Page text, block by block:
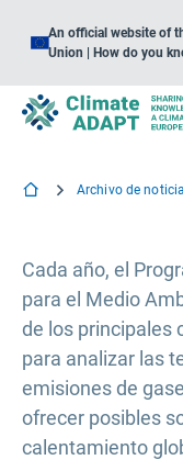
An official website of
Union | How do you
Archivo de
Cada año, el
para el Medio
de los principales
para analizar las
emisiones de
ofrecer posibles
calentamiento